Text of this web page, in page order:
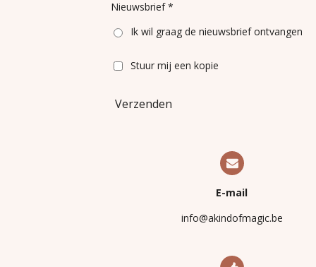
Nieuwsbrief *
Ik wil graag de nieuwsbrief ontvangen
Stuur mij een kopie
Verzenden
E-mail
info@akindofmagic.be